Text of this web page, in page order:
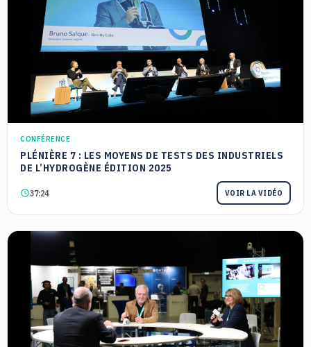
CONFÉRENCE
PLÉNIÈRE 7 : LES MOYENS DE TESTS DES INDUSTRIELS
DE L’HYDROGÈNE ÉDITION 2025
37:24 VOIR LA VIDÉO